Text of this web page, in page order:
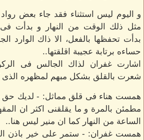
و اليوم ليس استثناء فقد جاء بعض
مثل ذلك الوقت من النهار و بدأت فى
بدأت تحفظها بالفعل، الا ذاك الوارد
حساءه برتابة عجيبة اقلقتها..
اشارت غفران لذاك الجالس فى
شعرت بالقلق بشكل مبهم لمظهره الذى
همست هناء فى قلق مماثل: - لديك حق
مطمئن بالمرة و ما يقلقنى اكثر ان
الساعة من النهار كما ان منير ليس هنا..
همست غفران: - ستمر على خير باذن